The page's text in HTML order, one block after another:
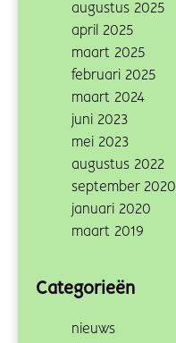
augustus 2025
april 2025
maart 2025
februari 2025
maart 2024
juni 2023
mei 2023
augustus 2022
september 2020
januari 2020
maart 2019
Categorieën
nieuws